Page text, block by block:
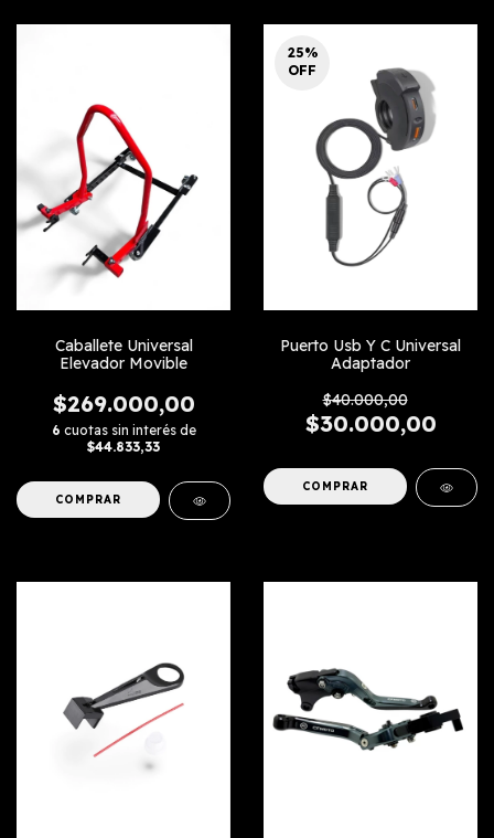
Caballete Universal
Elevador Movible
$269.000,00
6 cuotas sin interés de
$44.833,33
COMPRAR
25%
OFF
Puerto Usb Y C Universal
Adaptador
$40.000,00
$30.000,00